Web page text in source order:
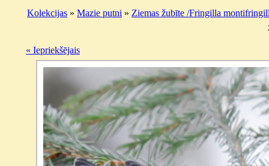
Kolekcijas » Mazie putni » Ziemas žubīte /Fringilla
« Iepriekšējais